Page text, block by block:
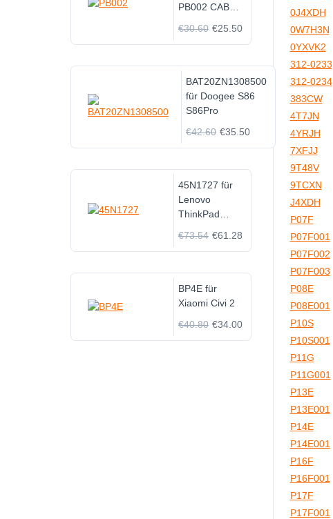
0J4XDH
0W7H3N
0YXVK2
312-0233
312-0234
383CW
4T7JN
4YRJH
7XFJJ
9T48V
9TCXN
J4XDH
P07F
P07F001
P07F002
P07F003
P08E
P08E001
P10S
P10S001
P11G
P11G001
P13E
P13E001
P14E
P14E001
P16F
P16F001
P17F
P17F001
PB002 CABLE
€30.60 €25.50
BAT20ZN1308500
für Doogee S86
S86Pro
€42.60 €35.50
45N1727 für
Lenovo
ThinkPad
€73.54 €61.28
BP4E für
Xiaomi Civi 2
€40.80 €34.00